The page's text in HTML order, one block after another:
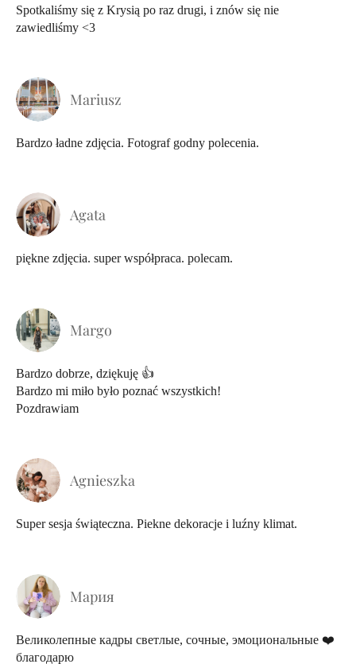
Spotkaliśmy się z Krysią po raz drugi, i znów się nie
zawiedliśmy <3
Mariusz
Bardzo ładne zdjęcia. Fotograf godny polecenia.
Agata
piękne zdjęcia. super współpraca. polecam.
Margo
Bardzo dobrze, dziękuję 👍
Bardzo mi miło było poznać wszystkich!
Pozdrawiam
Agnieszka
Super sesja świąteczna. Piekne dekoracje i luźny klimat.
Мария
Великолепные кадры светлые, сочные, эмоциональные ❤️
благодарю